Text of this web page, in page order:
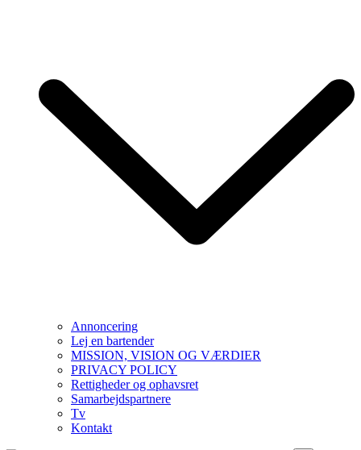
Annoncering
Lej en bartender
MISSION, VISION OG VÆRDIER
PRIVACY POLICY
Rettigheder og ophavsret
Samarbejdspartnere
Tv
Kontakt